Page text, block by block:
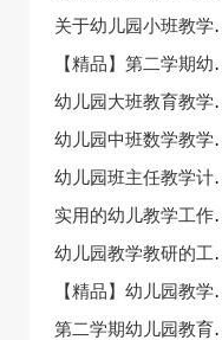
关于幼儿
【精品】
幼儿园
幼儿园
幼儿园
实用的幼
幼儿园
【精品】
第二学期